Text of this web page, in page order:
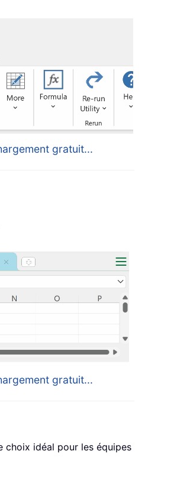
gratuit...
gratuit...
choix idéal pour les équipes